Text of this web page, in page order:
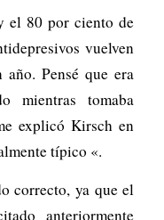
el 80 por ciento de
vuelven
Pensé que era
mientras tomaba
explicó Kirsch en
típico «.
correcto, ya que el
anteriormente